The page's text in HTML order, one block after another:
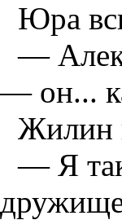
Юра
—
— он...
Жилин
— Я